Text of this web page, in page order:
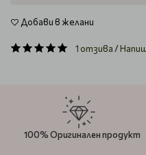
Добави в желани
1 отзива/
100% Оригинален продукт